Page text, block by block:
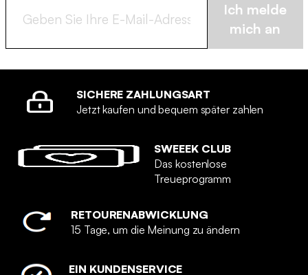
Ich melde
mich an
SICHERE ZAHLUNGSART
Jetzt kaufen und bequem später zahlen
SWEEEK CLUB
Das kostenlose
Treueprogramm
RETOURENABWICKLUNG
15 Tage, um die Meinung zu ändern
EIN KUNDENSERVICE